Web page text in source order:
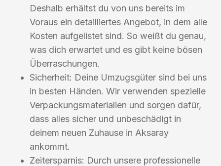
Deshalb erhältst du von uns bereits im
Voraus ein detailliertes Angebot, in dem alle
Kosten aufgelistet sind. So weißt du genau,
was dich erwartet und es gibt keine bösen
Überraschungen.
Sicherheit: Deine Umzugsgüter sind bei uns
in besten Händen. Wir verwenden spezielle
Verpackungsmaterialien und sorgen dafür,
dass alles sicher und unbeschädigt in
deinem neuen Zuhause in Aksaray
ankommt.
Zeitersparnis: Durch unsere professionelle